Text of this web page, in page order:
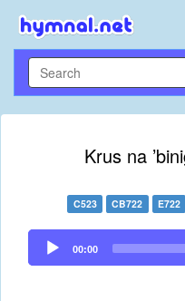
Krus na
C523 CB722 E722
Audio
Player
00:00